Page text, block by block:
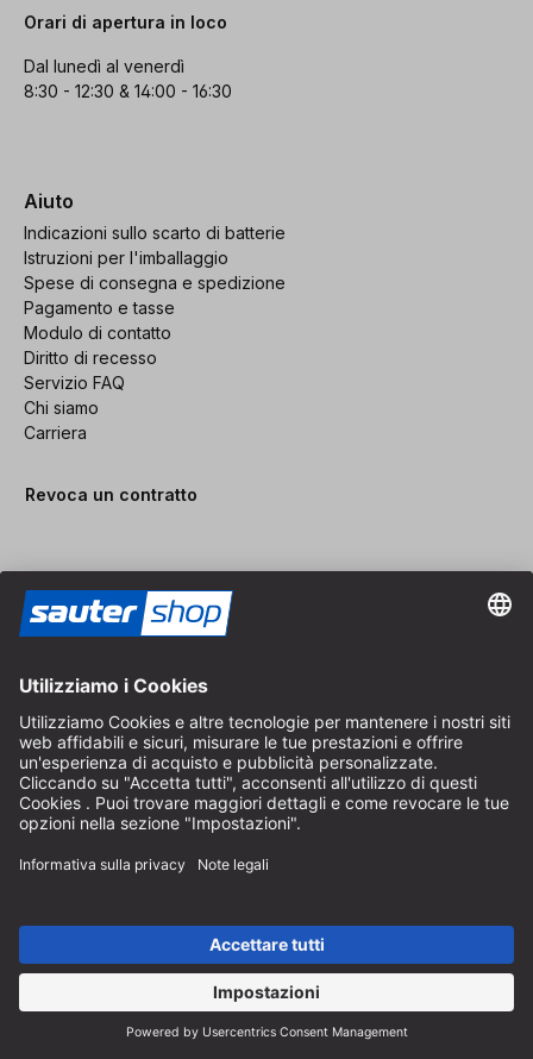
Orari di apertura in loco
Dal lunedì al venerdì
8:30 - 12:30 & 14:00 - 16:30
Aiuto
Indicazioni sullo scarto di batterie
Istruzioni per l'imballaggio
Spese di consegna e spedizione
Pagamento e tasse
Modulo di contatto
Diritto di recesso
Servizio FAQ
Chi siamo
Carriera
Revoca un contratto
Area rivenditori
Diventa rivenditore
Note legali
CGV
Protezione dei Dati
IVA inclusa / spese di spedizione escluse
* Spedizione gratuita a partire da un ordine di 150 euro all'interno
ingombranti e merci